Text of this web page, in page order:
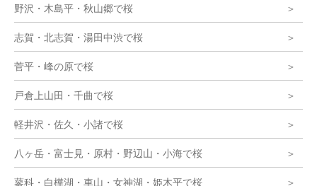
野沢・木島平・秋山郷で桜
志賀・北志賀・湯田中渋で桜
菅平・峰の原で桜
戸倉上山田・千曲で桜
軽井沢・佐久・小諸で桜
八ヶ岳・富士見・原村・野辺山・小海で桜
蓼科・白樺湖・車山・女神湖・姫木平で桜